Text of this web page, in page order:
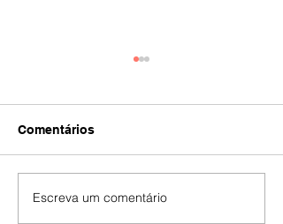
IA
Comentários
Escreva um comentário